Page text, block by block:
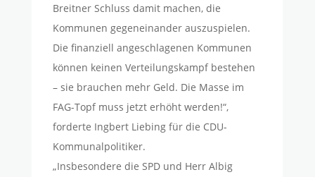
Breitner Schluss damit machen, die
Kommunen gegeneinander auszuspielen.
Die finanziell angeschlagenen Kommunen
können keinen Verteilungskampf bestehen
– sie brauchen mehr Geld. Die Masse im
FAG-Topf muss jetzt erhöht werden!“,
forderte Ingbert Liebing für die CDU-
Kommunalpolitiker.
„Insbesondere die SPD und Herr Albig